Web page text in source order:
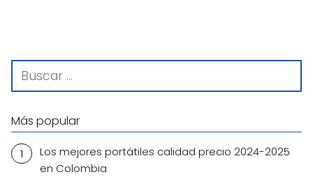
Más popular
Los mejores portátiles calidad precio 2024-2025
en Colombia